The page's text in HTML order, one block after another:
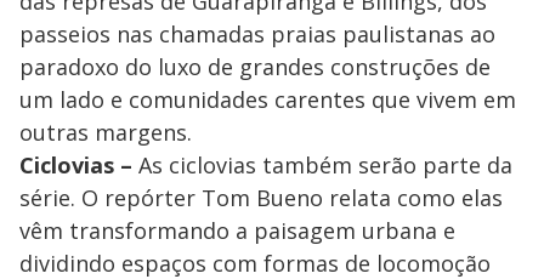
passeios nas chamadas praias paulistanas ao
paradoxo do luxo de grandes construções de
um lado e comunidades carentes que vivem em
outras margens.
Ciclovias – As ciclovias também serão parte da
série. O repórter Tom Bueno relata como elas
vêm transformando a paisagem urbana e
dividindo espaços com formas de locomoção